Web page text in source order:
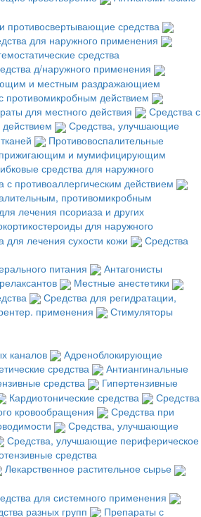
противосвертывающие средства
для наружного применения
средства
д/наружного применения
и местным раздражающием
противомикробным действием
для местного действия
Средства с
Средства, улучшающие
Противовоспалительные
прижигающим и мумифицирующим
средства для наружного
с противоаллергическим действием
противомикробным
лечения псориаза и других
для наружного
для лечения сухости кожи
Средства
питания
Антагонисты
Местные анестетики
Средства для регидратации,
применения
Стимуляторы
каналов
Адреноблокирующие
средства
Антиангинальные
средства
Гипертензивные
Кардиотонические средства
Средства
кровообращения
Средства при
Средства, улучшающие
Средства, улучшающие периферическое
средства
Лекарственное растительное сырье
для системного применения
разных групп
Препараты с